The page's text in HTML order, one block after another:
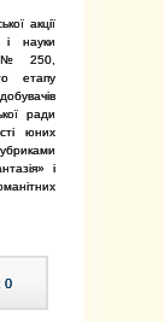
акції
і науки
№ 250,
етапу
ради
юних
і
0